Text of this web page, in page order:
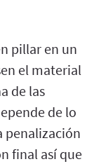
pillar en un
el material
de las
de lo
penalización
final así que